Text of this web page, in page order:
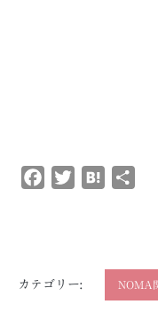
Facebook
カテゴリー: NOMA